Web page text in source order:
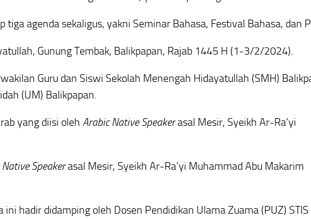
agenda sekaligus, yakni Seminar Bahasa, Festival Bahasa, dan
Gunung Tembak, Balikpapan, Rajab 1445 H (1-3/2/2024).
Guru dan Siswi Sekolah Menengah Hidayatullah (SMH)
(UM) Balikpapan.
yang diisi oleh Arabic Native Speakerasal Mesir, Syeikh Ar-Ra’yi
Speakerasal Mesir, Syeikh Ar-Ra’yi Muhammad Abu Makarim
hadir didamping oleh Dosen Pendidikan Ulama Zuama (PUZ) STIS